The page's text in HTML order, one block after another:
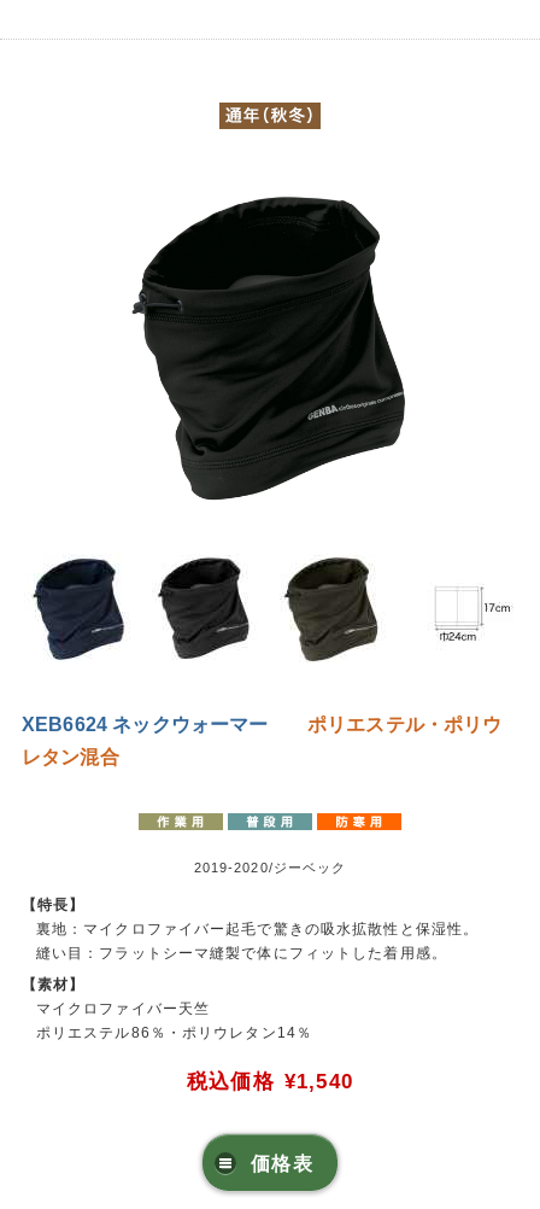
XEB6624 ネックウォーマー ポリエステル・ポリウ
レタン混合
2019-2020/ジーベック
【特長】
裏地：マイクロファイバー起毛で驚きの吸水拡散性と保湿性。
縫い目：フラットシーマ縫製で体にフィットした着用感。
【素材】
マイクロファイバー天竺
ポリエステル86％・ポリウレタン14％
税込価格 ¥1,540
価格表